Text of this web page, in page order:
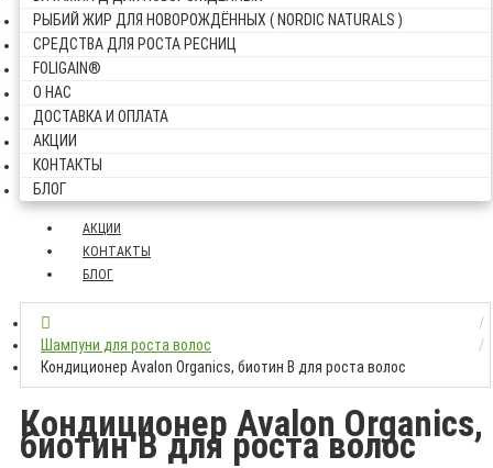
РЫБИЙ ЖИР ДЛЯ НОВОРОЖДЁННЫХ ( NORDIC NATURALS )
СРЕДСТВА ДЛЯ РОСТА РЕСНИЦ
FOLIGAIN®
О НАС
ДОСТАВКА И ОПЛАТА
АКЦИИ
КОНТАКТЫ
БЛОГ
АКЦИИ
КОНТАКТЫ
БЛОГ
Шампуни для роста волос
Кондиционер Avalon Organics, биотин B для роста волос
Кондиционер Avalon Organics,
биотин B для роста волос